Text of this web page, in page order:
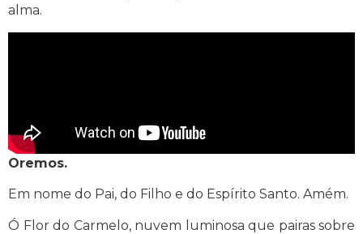
alma.
Oremos.
Em nome do Pai, do Filho e do Espírito Santo. Amém.
Ó Flor do Carmelo, nuvem luminosa que pairas sobre